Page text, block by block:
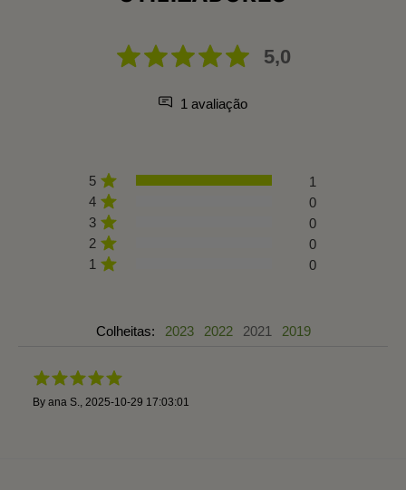
5,0
1 avaliação
5
1
4
0
3
0
2
0
1
0
Colheitas: 2023 2022 2021 2019
By ana S. 2025-10-29 17:03:01